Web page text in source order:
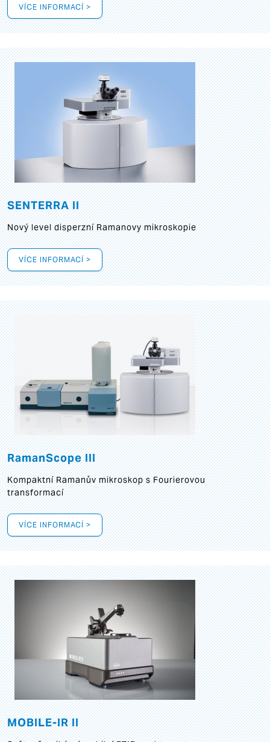
VÍCE INFORMACÍ >
SENTERRA II
Nový level disperzní Ramanovy mikroskopie
VÍCE INFORMACÍ >
RamanScope III
Kompaktní Ramanův mikroskop s Fourierovou
transformací
VÍCE INFORMACÍ >
MOBILE-IR II